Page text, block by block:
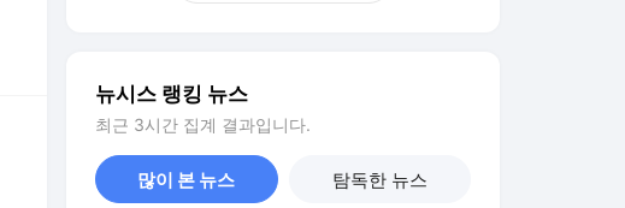
뉴시스 랭킹 뉴스
최근 3시간 집계 결과입니다.
많이 본 뉴스 탐독한 뉴스